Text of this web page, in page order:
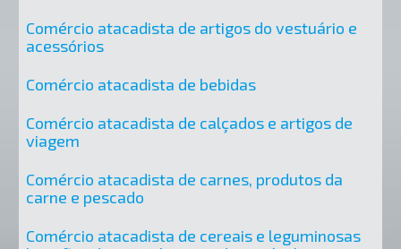
Comércio atacadista de artigos do vestuário e
acessórios
Comércio atacadista de bebidas
Comércio atacadista de calçados e artigos de
viagem
Comércio atacadista de carnes, produtos da
carne e pescado
Comércio atacadista de cereais e leguminosas